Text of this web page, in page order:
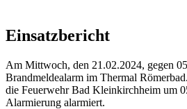
Einsatzbericht
Am Mittwoch, den 21.02.2024, gegen
Brandmeldealarm im Thermal
die Feuerwehr Bad Kleinkirchheim um
Alarmierung alarmiert.